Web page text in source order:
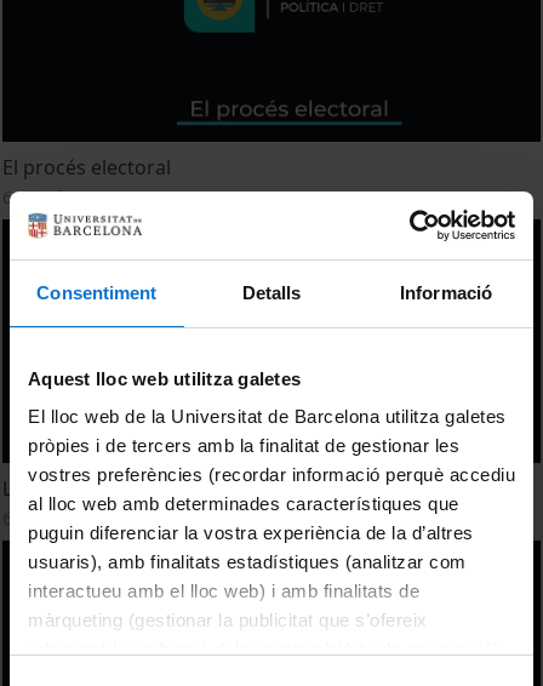
Consentiment Detalls Informació
Aquest lloc web utilitza galetes
El lloc web de la Universitat de Barcelona utilitza galetes
pròpies i de tercers amb la finalitat de gestionar les
vostres preferències (recordar informació perquè accediu
al lloc web amb determinades característiques que
puguin diferenciar la vostra experiència de la d’altres
usuaris), amb finalitats estadístiques (analitzar com
interactueu amb el lloc web) i amb finalitats de
màrqueting (gestionar la publicitat que s’ofereix
El procés electoral
6 March, 2026
La investidura parlamentària del govern